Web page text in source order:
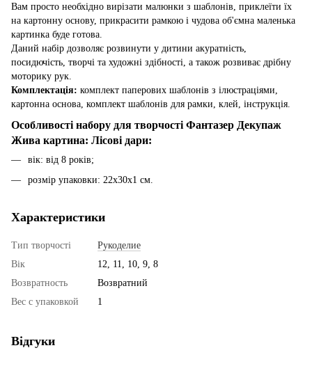
Вам просто необхідно вирізати малюнки з шаблонів, приклеїти їх
на картонну основу, прикрасити рамкою і чудова об'ємна маленька
картинка буде готова.
Даний набір дозволяє розвинути у дитини акуратність,
посидючість, творчі та художні здібності, а також розвиває дрібну
моторику рук.
Комплектація: комплект паперових шаблонів з ілюстраціями,
картонна основа, комплект шаблонів для рамки, клей, інструкція.
Особливості набору для творчості Фантазер Декупаж
Жива картина: Лісові дари:
вік: від 8 років;
розмір упаковки: 22х30х1 см.
Характеристики
Тип творчості
Рукоделие
Вік
12, 11, 10, 9, 8
Возвратность
Возвратний
Вес с упаковкой
1
Відгуки